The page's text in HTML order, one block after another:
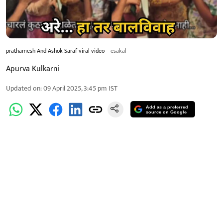
prathamesh And Ashok Saraf viral video esakal
Apurva Kulkarni
Updated on:09 April 2025, 3:45 pm IST
Add as a preferred
source on Google